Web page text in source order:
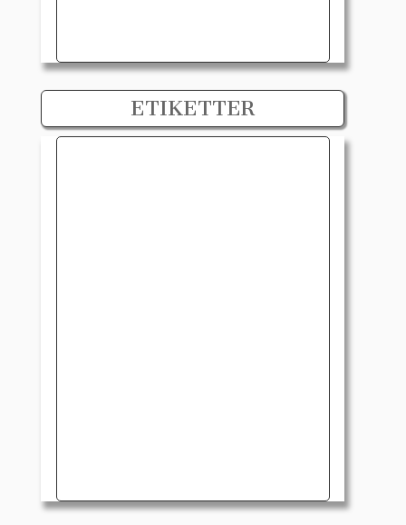
ETIKETTER